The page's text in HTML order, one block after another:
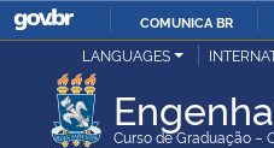
COMUNICA BR
Ministério da Justiça e Segurança
LANGUAGES
Curso de Graduação –